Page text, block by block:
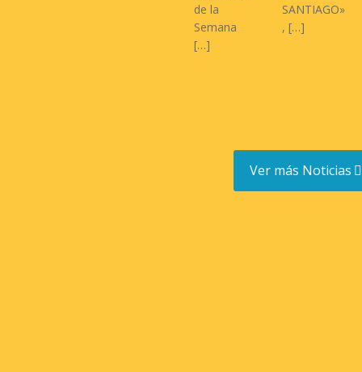
de la
Semana
[…]
SANTIAGO»
, […]
Ver más Noticias